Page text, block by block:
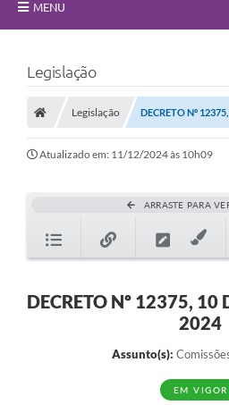
MENU
Principal
Nossa Cidade
Secretarias
Transparência
Programa Famílias Fortes
Contratação de estagiário - estudante
Legislação
Legislação DECRETO Nº
Atualizado em: 11/12/2024 às 10h09
ARRASTE PARA
DECRETO Nº 12375, 10
2024
Assunto(s):
EM VIGOR